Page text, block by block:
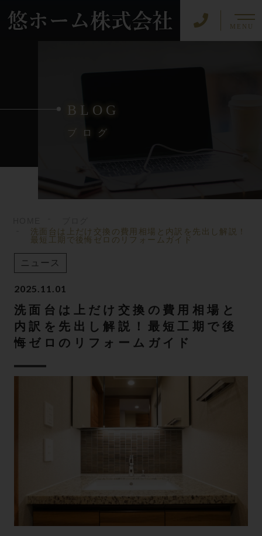
MENU
BLOG
ブログ
洗面台は上だけ交換の費用相場と内訳を先出し解説！
最短工期で後悔ゼロのリフォームガイド
ニュース
2025.11.01
洗面台は上だけ交換の費用相場と
内訳を先出し解説！最短工期で後
悔ゼロのリフォームガイド